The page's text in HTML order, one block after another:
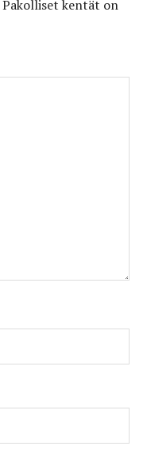
Pakolliset kentät on